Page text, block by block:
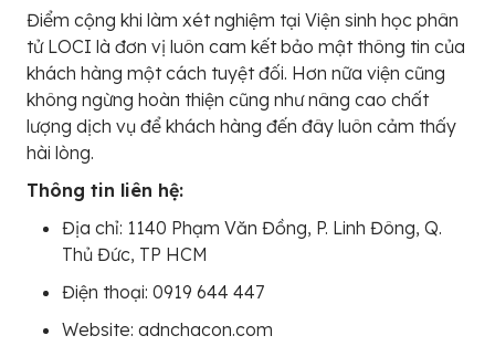
Điểm cộng khi làm xét nghiệm tại Viện sinh học phân
tử LOCI là đơn vị luôn cam kết bảo mật thông tin của
khách hàng một cách tuyệt đối. Hơn nữa viện cũng
không ngừng hoàn thiện cũng như nâng cao chất
lượng dịch vụ để khách hàng đến đây luôn cảm thấy
hài lòng.
Thông tin liên hệ:
Địa chỉ: 1140 Phạm Văn Đồng, P. Linh Đông, Q.
Thủ Đức, TP HCM
Điện thoại: 0919 644 447
Website: adnchacon.com